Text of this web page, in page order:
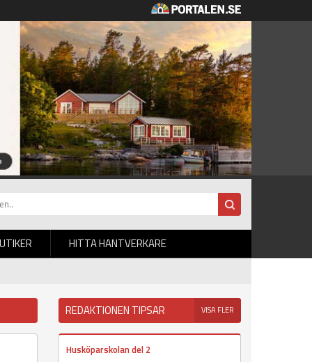
HITTA HANTVERKARE
REDAKTIONEN TIPSAR VISA FLER
Husköparskolan del 2